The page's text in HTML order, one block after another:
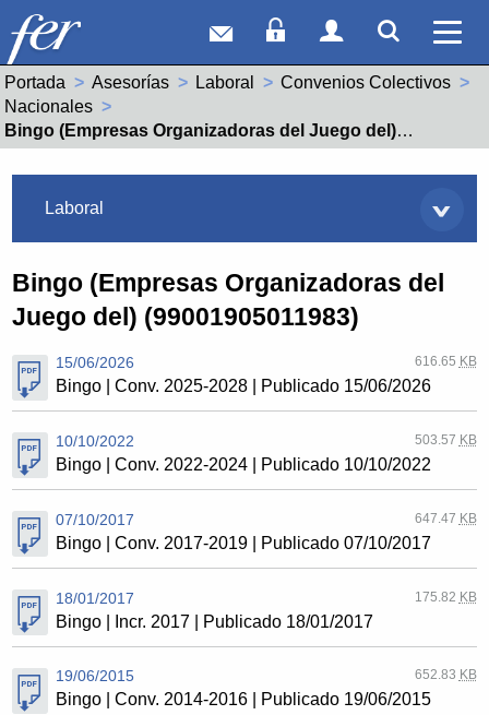
Correo webAcceso Socios
Acceso
Ver
Portada Asesorías Laboral
Convenios Colectivos
Nacionales
Actual:
Bingo (Empresas Organizadoras del Juego del) (99001905011983)
Laboral
Bingo (Empresas Organizadoras del
Juego del) (99001905011983)
15/06/2026 616.65 KB
Bingo | Conv. 2025-2028 | Publicado 15/06/2026
10/10/2022 503.57 KB
Bingo | Conv. 2022-2024 | Publicado 10/10/2022
07/10/2017 647.47 KB
Bingo | Conv. 2017-2019 | Publicado 07/10/2017
18/01/2017 175.82 KB
Bingo | Incr. 2017 | Publicado 18/01/2017
19/06/2015 652.83 KB
Bingo | Conv. 2014-2016 | Publicado 19/06/2015